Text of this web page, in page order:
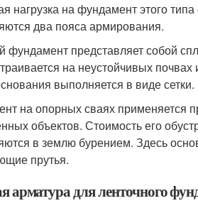
нагрузка на фундамент этого
два пояса армирования.
фундамент представляет собой
на неустойчивых
выполняется в виде сетки.
на опорных сваях применяется
объектов. Стоимость его
в землю бурением. Здесь
прутья.
арматура для ленточного